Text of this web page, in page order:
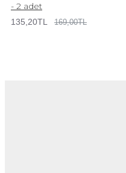
- 2 adet
135,20TL 169,00TL